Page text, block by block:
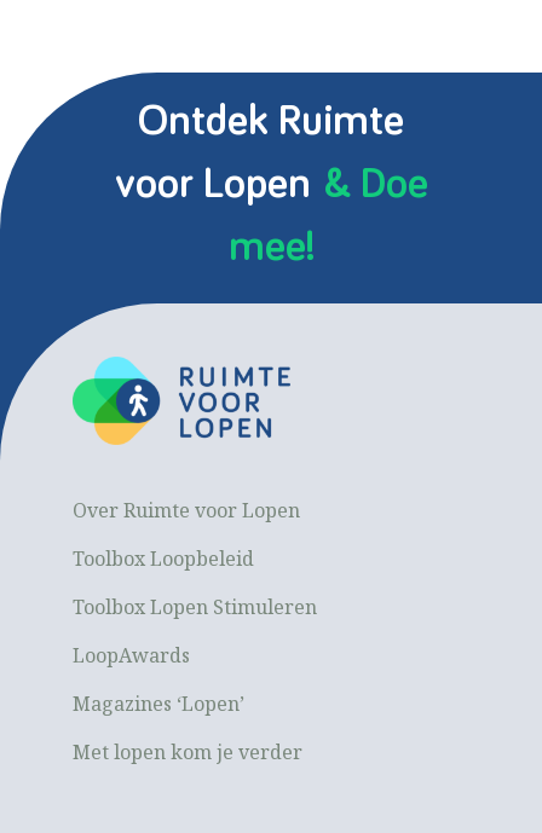
Ontdek Ruimte
voor Lopen & Doe
mee!
Over Ruimte voor Lopen
Toolbox Loopbeleid
Toolbox Lopen Stimuleren
LoopAwards
Magazines ‘Lopen’
Met lopen kom je verder